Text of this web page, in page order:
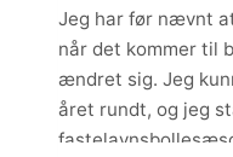
Jeg har før nævnt
når det kommer til
ændret sig. Jeg
året rundt, og jeg